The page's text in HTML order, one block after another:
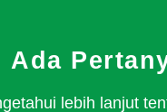
Ada
lebih lanjut